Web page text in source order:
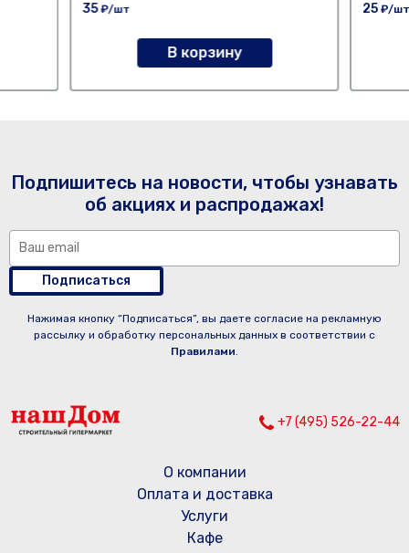
35₽/шт
В корзину
25 ₽/
Подпишитесь на новости, чтобы узнавать
об акциях и распродажах!
Подписаться
Нажимая кнопку “Подписаться”, вы даете согласие на рекламную
рассылку и обработку персональных данных в соответствии с
Правилами.
+7 (495) 526-22-44
О компании
Оплата и доставка
Услуги
Кафе